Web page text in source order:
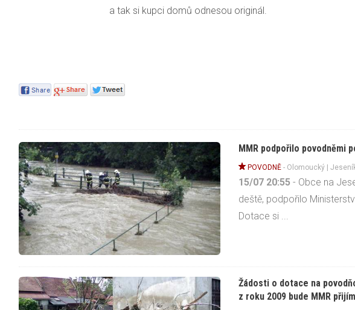
a tak si kupci domů odnesou originál.
MMR podpořilo povodněmi
POVODNĚ - Olomoucký |
15/07 20:55 - Obce na
deště, podpořilo
Dotace si ...
Žádosti o dotace na
z roku 2009 bude MMR